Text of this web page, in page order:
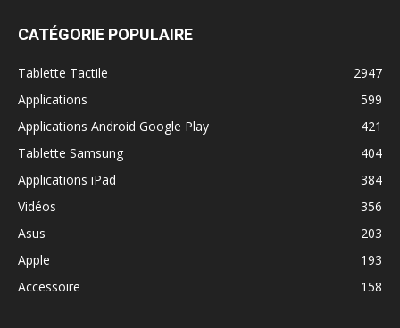
CATÉGORIE POPULAIRE
Tablette Tactile
2947
Applications
599
Applications Android Google Play
421
Tablette Samsung
404
Applications iPad
384
Vidéos
356
Asus
203
Apple
193
Accessoire
158